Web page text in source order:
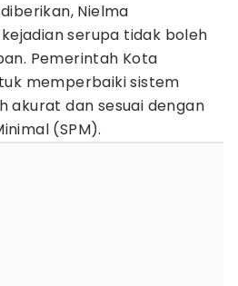
Nielma
serupa tidak boleh
Pemerintah Kota
memperbaiki sistem
akurat dan sesuai dengan
(SPM).